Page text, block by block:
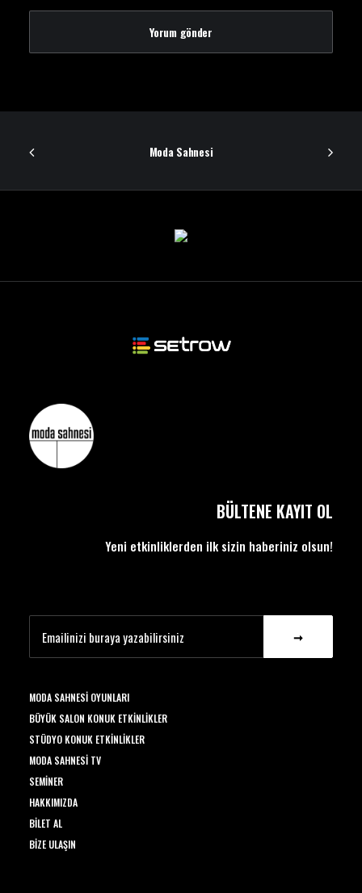
Moda Sahnesi
BÜLTENE KAYIT OL
Yeni etkinliklerden ilk sizin haberiniz olsun!
MODA SAHNESI OYUNLARI
BÜYÜK SALON KONUK ETKINLIKLER
STÜDYO KONUK ETKINLIKLER
MODA SAHNESI TV
SEMINER
HAKKIMIZDA
BILET AL
BIZE ULAŞIN